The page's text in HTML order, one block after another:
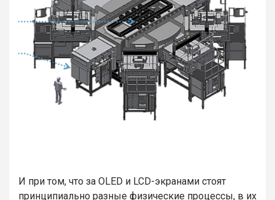
И при том, что за OLED и LCD-экранами стоят
принципиально разные физические процессы, в их